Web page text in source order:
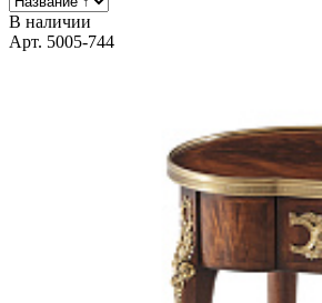
В наличии
Арт. 5005-744